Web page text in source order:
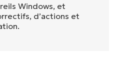
Windows, et
d’actions et